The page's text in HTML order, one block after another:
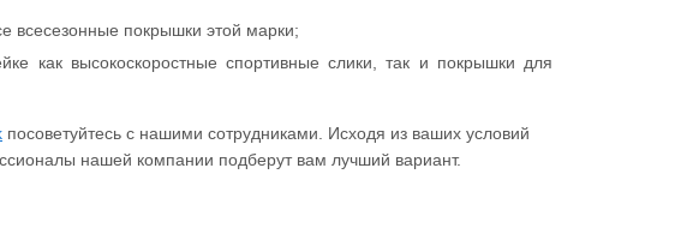
всесезонные покрышки этой марки;
как высокоскоростные спортивные слики, так и покрышки для
посоветуйтесь с нашими сотрудниками. Исходя из ваших условий
нашей компании подберут вам лучший вариант.